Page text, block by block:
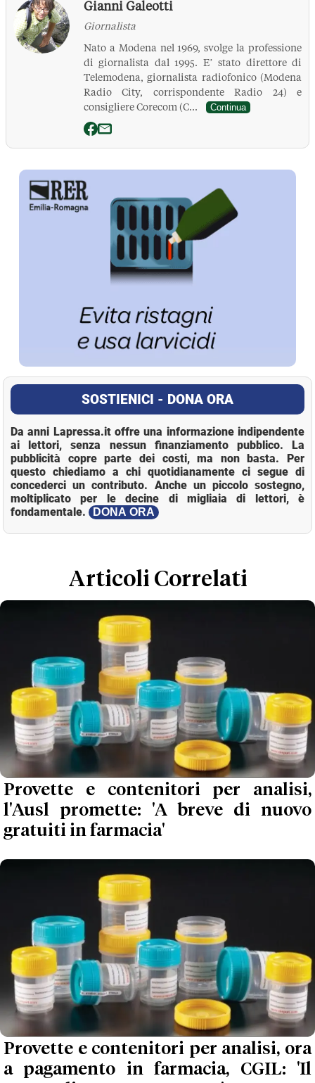
Gianni Galeotti
Giornalista
Nato a Modena nel 1969, svolge la professione
di giornalista dal 1995. E’ stato direttore di
Telemodena, giornalista radiofonico (Modena
Radio City, corrispondente Radio 24) e
consigliere Corecom (C...
Continua
La Pressa
SOSTIENICI - DONA ORA
Da anni Lapressa.it offre una informazione indipendente
ai lettori, senza nessun finanziamento pubblico. La
pubblicità copre parte dei costi, ma non basta. Per
questo chiediamo a chi quotidianamente ci segue di
concederci un contributo. Anche un piccolo sostegno,
moltiplicato per le decine di migliaia di lettori, è
fondamentale.
DONA ORA
Articoli Correlati
Provette e contenitori per analisi,
l'Ausl promette: 'A breve di nuovo
gratuiti in farmacia'
Provette e contenitori per analisi, ora
a pagamento in farmacia, CGIL: 'Il